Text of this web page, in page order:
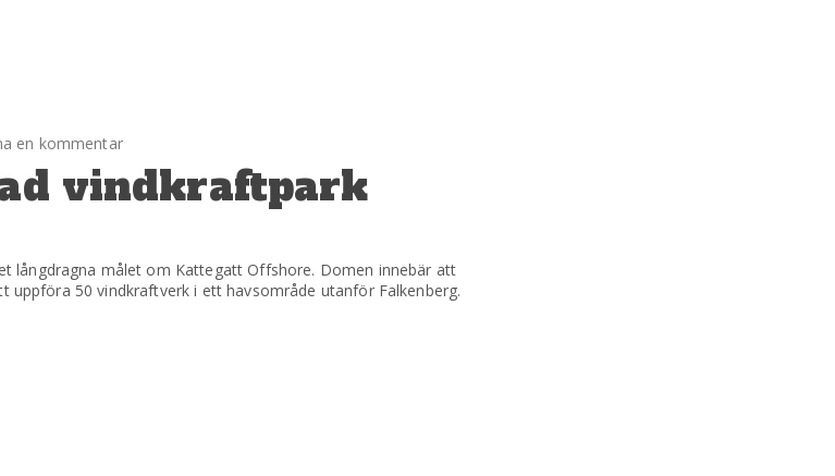
en kommentar
vindkraftpark
långdragna målet om Kattegatt Offshore. Domen innebär att
uppföra 50 vindkraftverk i ett havsområde utanför Falkenberg.